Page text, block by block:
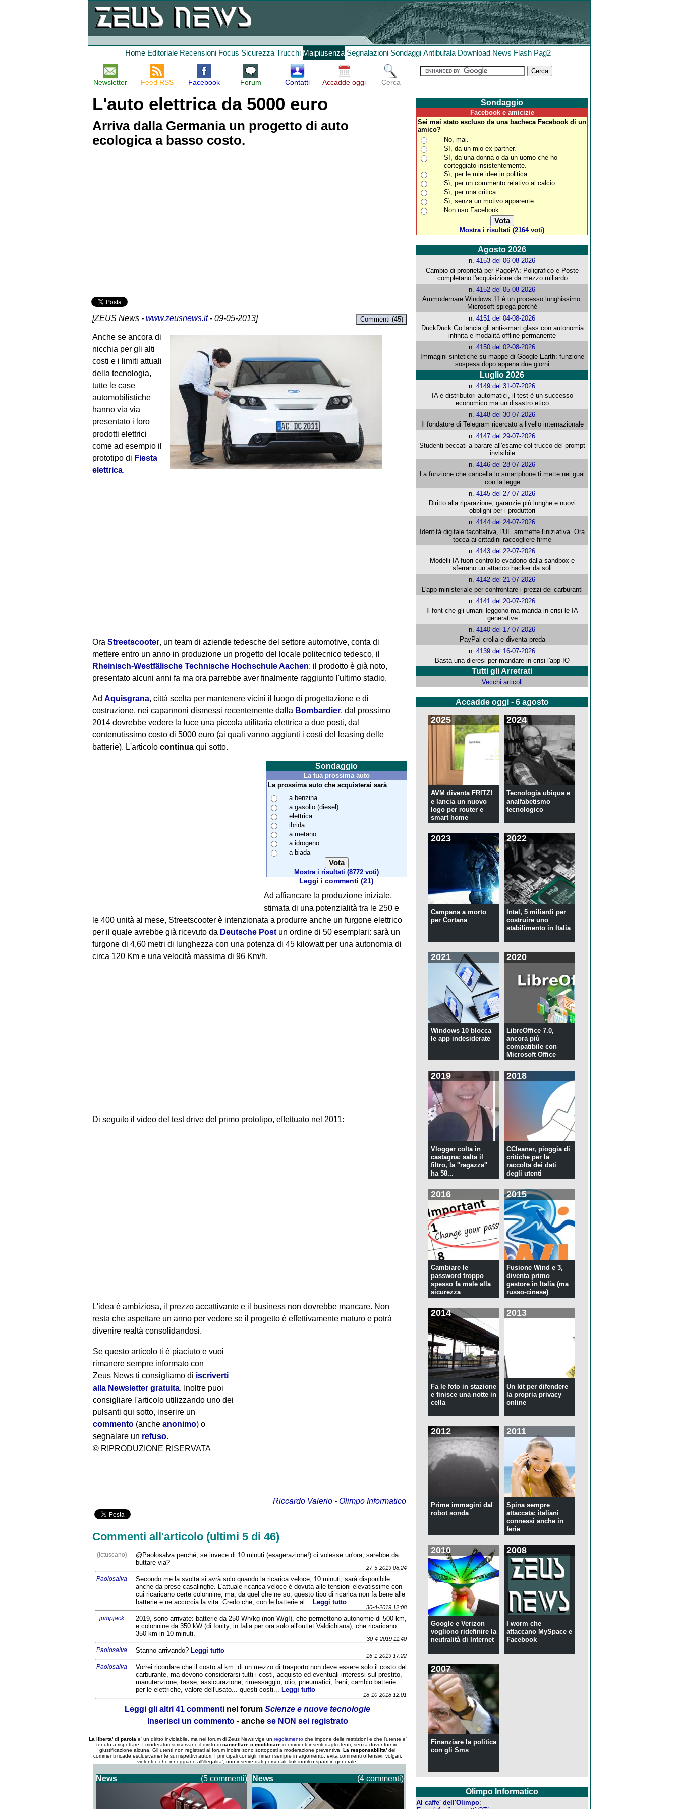
Home Editoriale Recensioni Focus Sicurezza Trucchi Maipiusenza Segnalazioni Sondaggi Antibufala Download News Flash Pag2
Newsletter Feed RSS Facebook Forum Contatti Accadde oggi Cerca
L'auto elettrica da 5000 euro
Arriva dalla Germania un progetto di auto
ecologica a basso costo.
[ZEUS News- www.zeusnews.it- 09-05-2013] Commenti (45)
Anche se ancora di
nicchia per gli alti
costi e i limiti attuali
della tecnologia,
tutte le case
automobilistiche
hanno via via
presentato i loro
prodotti elettrici
come ad esempio il
prototipo di Fiesta
elettrica.
Ora Streetscooter, un team di aziende tedesche del settore automotive, conta di
mettere entro un anno in produzione un progetto del locale politecnico tedesco, il
Rheinisch-Westfälische Technische Hochschule Aachen: il prodotto è già noto,
presentato alcuni anni fa ma ora parrebbe aver finalmente raggiunto l'ultimo stadio.
Ad Aquisgrana, città scelta per mantenere vicini il luogo di progettazione e di
costruzione, nei capannoni dismessi recentemente dalla Bombardier, dal prossimo
2014 dovrebbe vedere la luce una piccola utilitaria elettrica a due posti, dal
contenutissimo costo di 5000 euro (ai quali vanno aggiunti i costi del leasing delle
batterie). L'articolo continuaqui sotto.
Sondaggio
La tua prossima auto
La prossima auto che acquisterai sarà
a benzina
a gasolio (diesel)
elettrica
ibrida
a metano
a idrogeno
a biada
Mostra i risultati (8772 voti)
Leggi i commenti (21)
Ad affiancare la produzione iniziale,
stimata di una potenzialità tra le 250 e
le 400 unità al mese, Streetscooter è intenzionata a produrre anche un furgone elettrico
per il quale avrebbe già ricevuto da Deutsche Postun ordine di 50 esemplari: sarà un
furgone di 4,60 metri di lunghezza con una potenza di 45 kilowatt per una autonomia di
circa 120 Km e una velocità massima di 96 Km/h.
Di seguito il video del test drive del primo prototipo, effettuato nel 2011:
L'idea è ambiziosa, il prezzo accattivante e il business non dovrebbe mancare. Non
resta che aspettare un anno per vedere se il progetto è effettivamente maturo e potrà
divenire realtà consolidandosi.
Se questo articolo ti è piaciuto e vuoi
rimanere sempre informato con
Zeus News ti consigliamo di iscriverti
alla Newsletter gratuita. Inoltre puoi
consigliare l'articolo utilizzando uno dei
pulsanti qui sotto, inserire un
commento(anche anonimo) o
segnalare un refuso.
© RIPRODUZIONE RISERVATA
Riccardo Valerio- Olimpo Informatico
Commenti all'articolo (ultimi 5 di 46)
{ictuscano}
@Paolosalva perché, se invece di 10 minuti (esagerazione!) ci volesse un'ora, sarebbe da
buttare via?
27-5-2019 08:24
Paolosalva
Secondo me la svolta si avrà solo quando la ricarica veloce, 10 minuti, sarà disponibile
anche da prese casalinghe. L'attuale ricarica veloce è dovuta alle tensioni elevatissime con
cui ricaricano certe colonnine, ma, da quel che ne so, questo tipo di ricarica non fa bene alle
batterie e ne accorcia la vita. Credo che, con le batterie al...Leggi tutto
30-4-2019 12:08
jumpjack
2019, sono arrivate: batterie da 250 Wh/kg (non W/g!), che permettono autonomie di 500 km,
e colonnine da 350 kW (di Ionity, in Ialia per ora solo all'outlet Valdichiana), che ricaricano
350 km in 10 minuti.
30-4-2019 11:40
Paolosalva Stanno arrivando?Leggi tutto
16-1-2019 17:22
Paolosalva
Vorrei ricordare che il costo al km. di un mezzo di trasporto non deve essere solo il costo del
carburante, ma devono considerarsi tutti i costi, acquisto ed eventuali interessi sul prestito,
manutenzione, tasse, assicurazione, rimessaggio, olio, pneumatici, freni, cambio batterie
per le elettriche, valore dell'usato... questi costi...Leggi tutto
18-10-2018 12:01
Leggi gli altri 41 commenti nel forum Scienze e nuove tecnologie
Inserisci un commento- anche se NON sei registrato
La liberta' di parola e' un diritto inviolabile, ma nei forum di Zeus News vige un regolamentoche impone delle restrizioni e che l'utente e'
tenuto a rispettare. I moderatori si riservano il diritto di cancellare o modificare i commenti inseriti dagli utenti, senza dover fornire
giustificazione alcuna. Gli utenti non registrati al forum inoltre sono sottoposti a moderazione preventiva. La responsabilita' dei
commenti ricade esclusivamente sui rispettivi autori. I principali consigli: rimani sempre in argomento; evita commenti offensivi, volgari,
violenti o che inneggiano all'illegalita'; non inserire dati personali, link inutili o spam in generale.
News (5 commenti) News (4 commenti)
Sondaggio
Facebook e amicizie
Sei mai stato escluso da una bacheca Facebook di un
amico?
No, mai.
Sì, da un mio ex partner.
Sì, da una donna o da un uomo che ho
corteggiato insistentemente.
Sì, per le mie idee in politica.
Sì, per un commento relativo al calcio.
Sì, per una critica.
Sì, senza un motivo apparente.
Non uso Facebook.
Mostra i risultati (2164 voti)
Agosto 2026
n.4153 del 06-08-2026
Cambio di proprietà per PagoPA: Poligrafico e Poste
completano l'acquisizione da mezzo miliardo
n.4152 del 05-08-2026
Ammodernare Windows 11 è un processo lunghissimo:
Microsoft spiega perché
n.4151 del 04-08-2026
DuckDuck Go lancia gli anti-smart glass con autonomia
infinita e modalità offline permanente
n.4150 del 02-08-2026
Immagini sintetiche su mappe di Google Earth: funzione
sospesa dopo appena due giorni
Luglio 2026
n.4149 del 31-07-2026
IA e distributori automatici, il test è un successo
economico ma un disastro etico
n.4148 del 30-07-2026
Il fondatore di Telegram ricercato a livello internazionale
n.4147 del 29-07-2026
Studenti beccati a barare all'esame col trucco del prompt
invisibile
n.4146 del 28-07-2026
La funzione che cancella lo smartphone ti mette nei guai
con la legge
n.4145 del 27-07-2026
Diritto alla riparazione, garanzie più lunghe e nuovi
obblighi per i produttori
n.4144 del 24-07-2026
Identità digitale facoltativa, l'UE ammette l'iniziativa. Ora
tocca ai cittadini raccogliere firme
n.4143 del 22-07-2026
Modelli IA fuori controllo evadono dalla sandbox e
sferrano un attacco hacker da soli
n.4142 del 21-07-2026
L'app ministeriale per confrontare i prezzi dei carburanti
n.4141 del 20-07-2026
Il font che gli umani leggono ma manda in crisi le IA
generative
n.4140 del 17-07-2026
PayPal crolla e diventa preda
n.4139 del 16-07-2026
Basta una dieresi per mandare in crisi l'app IO
Tutti gli Arretrati
Vecchi articoli
Accadde oggi - 6 agosto
2025
AVM diventa FRITZ!
e lancia un nuovo
logo per router e
smart home
2024
Tecnologia ubiqua e
analfabetismo
tecnologico
2023
Campana a morto
per Cortana
2022
Intel, 5 miliardi per
costruire uno
stabilimento in Italia
2021
Windows 10 blocca
le app indesiderate
2020
LibreOffice 7.0,
ancora più
compatibile con
Microsoft Office
2019
Vlogger colta in
castagna: salta il
filtro, la ''ragazza''
ha 58...
2018
CCleaner, pioggia di
critiche per la
raccolta dei dati
degli utenti
2016
Cambiare le
password troppo
spesso fa male alla
sicurezza
2015
Fusione Wind e 3,
diventa primo
gestore in Italia (ma
russo-cinese)
2014
Fa le foto in stazione
e finisce una notte in
cella
2013
Un kit per difendere
la propria privacy
online
2012
Prime immagini dal
robot sonda
2011
Spina sempre
attaccata: italiani
connessi anche in
ferie
2010
Google e Verizon
vogliono ridefinire la
neutralità di Internet
2008
I worm che
attaccano MySpace e
Facebook
2007
Finanziare la politica
con gli Sms
Olimpo Informatico
Al caffe' dell'Olimpo: